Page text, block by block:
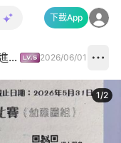
下載App
「我的Chill賞假期」填色比賽投票進行中✅ 2026/06/01
1/2